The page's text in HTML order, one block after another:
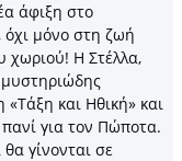
άφιξη στο
όχι μόνο στη ζωή
χωριού! Η Στέλλα,
και Ηθική» και
πανί για τον Πώποτα.
γίνονται σε